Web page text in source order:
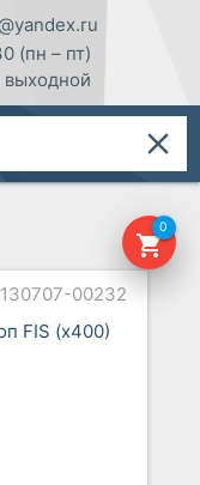
(пн – пт)
выходной
close
shopping_cart
0
00232